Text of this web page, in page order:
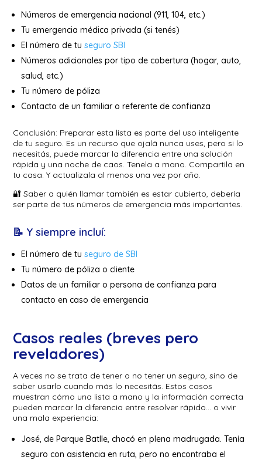
Números de emergencia nacional (911, 104, etc.)
Tu emergencia médica privada (si tenés)
El número de tuseguro SBI
Números adicionales por tipo de cobertura (hogar, auto,
salud, etc.)
Tu número de póliza
Contacto de un familiar o referente de confianza
Conclusión: Preparar esta lista es parte del uso inteligente
de tu seguro. Es un recurso que ojalá nunca uses, pero si lo
necesitás, puede marcar la diferencia entre una solución
rápida y una noche de caos. Tenela a mano. Compartila en
tu casa. Y actualizala al menos una vez por año.
🔐 Saber a quién llamar también es estar cubierto, debería
ser parte de tus números de emergencia más importantes.
📝 Y siempre incluí:
El número de tuseguro de SBI
Tu número de póliza o cliente
Datos de un familiar o persona de confianza para
contacto en caso de emergencia
Casos reales (breves pero
reveladores)
A veces no se trata de tener o no tener un seguro, sino de
saber usarlo cuando más lo necesitás. Estos casos
muestran cómo una lista a mano y la información correcta
pueden marcar la diferencia entre resolver rápido… o vivir
una mala experiencia:
José, de Parque Batlle, chocó en plena madrugada. Tenía
seguro con asistencia en ruta, pero no encontraba el